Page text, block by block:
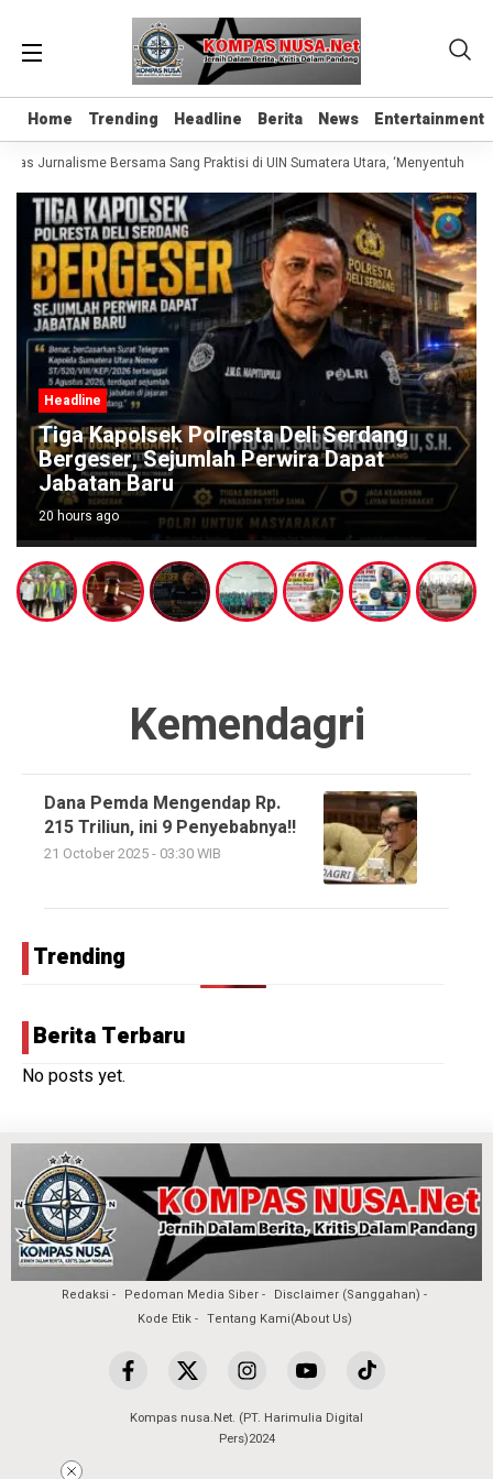
Home Trending Headline Berita News Entertainment
Home Trending Headline Berita News Entertainment
Jurnalisme Bersama Sang Praktisi di UIN Sumatera Utara, ‘Menyentuh Hati
Headline
Tiga Kapolsek Polresta Deli Serdang
Bergeser, Sejumlah Perwira Dapat
Jabatan Baru
20 hours ago
Kemendagri
Dana Pemda Mengendap Rp.
215 Triliun, ini 9 Penyebabnya!!
21 October 2025 - 03:30 WIB
Trending
Berita Terbaru
No posts yet.
Redaksi Pedoman Media Siber
Disclaimer (Sanggahan)
Kode Etik
Tentang Kami(About Us)
Kompas nusa.Net. (PT. Harimulia Digital
Pers)2024